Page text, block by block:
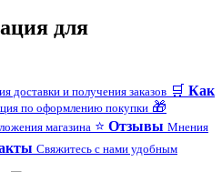
для
доставки и получения заказов 🛒 Как
по оформлению покупки 🎁
магазина ⭐ Отзывы Мнения
Свяжитесь с нами удобным